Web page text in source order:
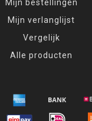
Mijn bestellingen
Mijn verlanglijst
Vergelijk
Alle producten